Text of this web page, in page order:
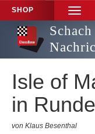
SHOP
TOGGLE
Schach
Isle of
in
von Klaus Besenthal